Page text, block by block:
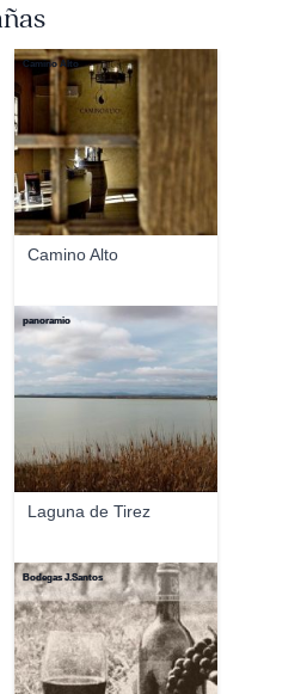
Camino Alto
Camino Alto
Laguna de Tirez
panoramio
Bodegas J.Santos